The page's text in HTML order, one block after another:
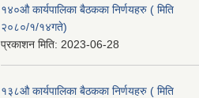
१४०औ कार्यपालिका बैठकका निर्णयहरु ( मिति
२०८०/१/१४गते)
प्रकाशन मिति: 2023-06-28
१३८औ कार्यपालिका बैठकका निर्णयहरु ( मिति